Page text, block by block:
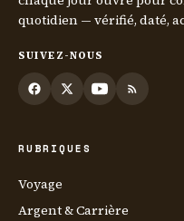
quotidien — vérifié, daté,
SUIVEZ-NOUS
RUBRIQUES
Voyage
Argent & Carrière